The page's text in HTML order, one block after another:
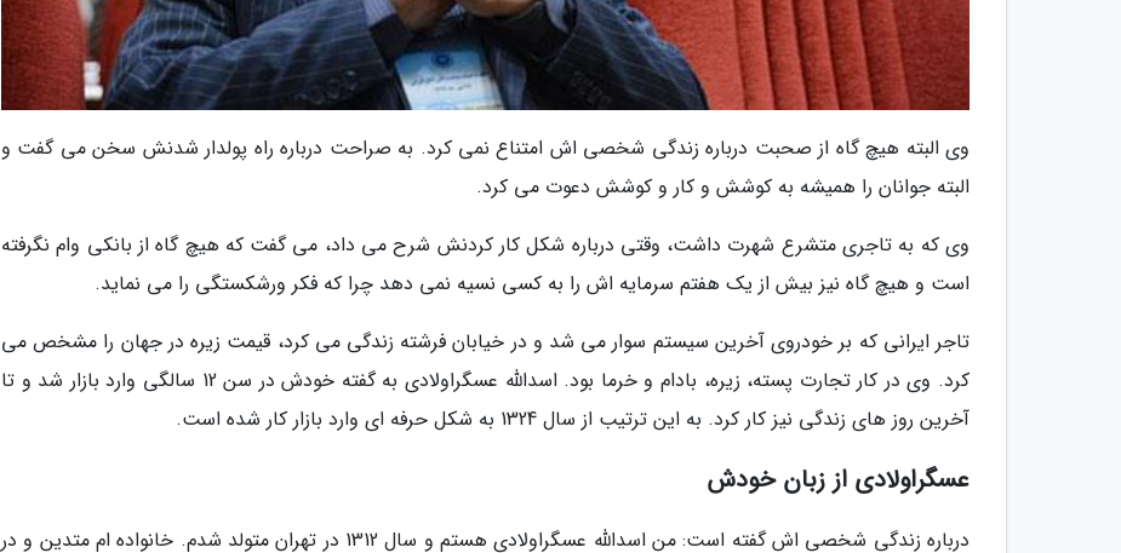
وی البته هیچ گاه از صحبت درباره زندگی شخصی اش امتناع نمی کرد. به صراحت درباره راه پولدار شدنش سخن می گفت و
البته جوانان را همیشه به کوشش و کار و کوشش دعوت می کرد.
وی که به تاجری متشرع شهرت داشت، وقتی درباره شکل کار کردنش شرح می داد، می گفت که هیچ گاه از بانکی وام نگرفته
است و هیچ گاه نیز بیش از یک هفتم سرمایه اش را به کسی نسیه نمی دهد چرا که فکر ورشکستگی را می نماید.
تاجر ایرانی که بر خودروی آخرین سیستم سوار می شد و در خیابان فرشته زندگی می کرد، قیمت زیره در جهان را مشخص می
کرد. وی در کار تجارت پسته، زیره، بادام و خرما بود. اسدالله عسگراولادی به گفته خودش در سن 12 سالگی وارد بازار شد و تا
آخرین روز های زندگی نیز کار کرد. به این ترتیب از سال 1324 به شکل حرفه ای وارد بازار کار شده است.
عسگراولادی از زبان خودش
درباره زندگی شخصی اش گفته است: من اسدالله عسگراولادی هستم و سال 1312 در تهران متولد شدم. خانواده ام متدین و در